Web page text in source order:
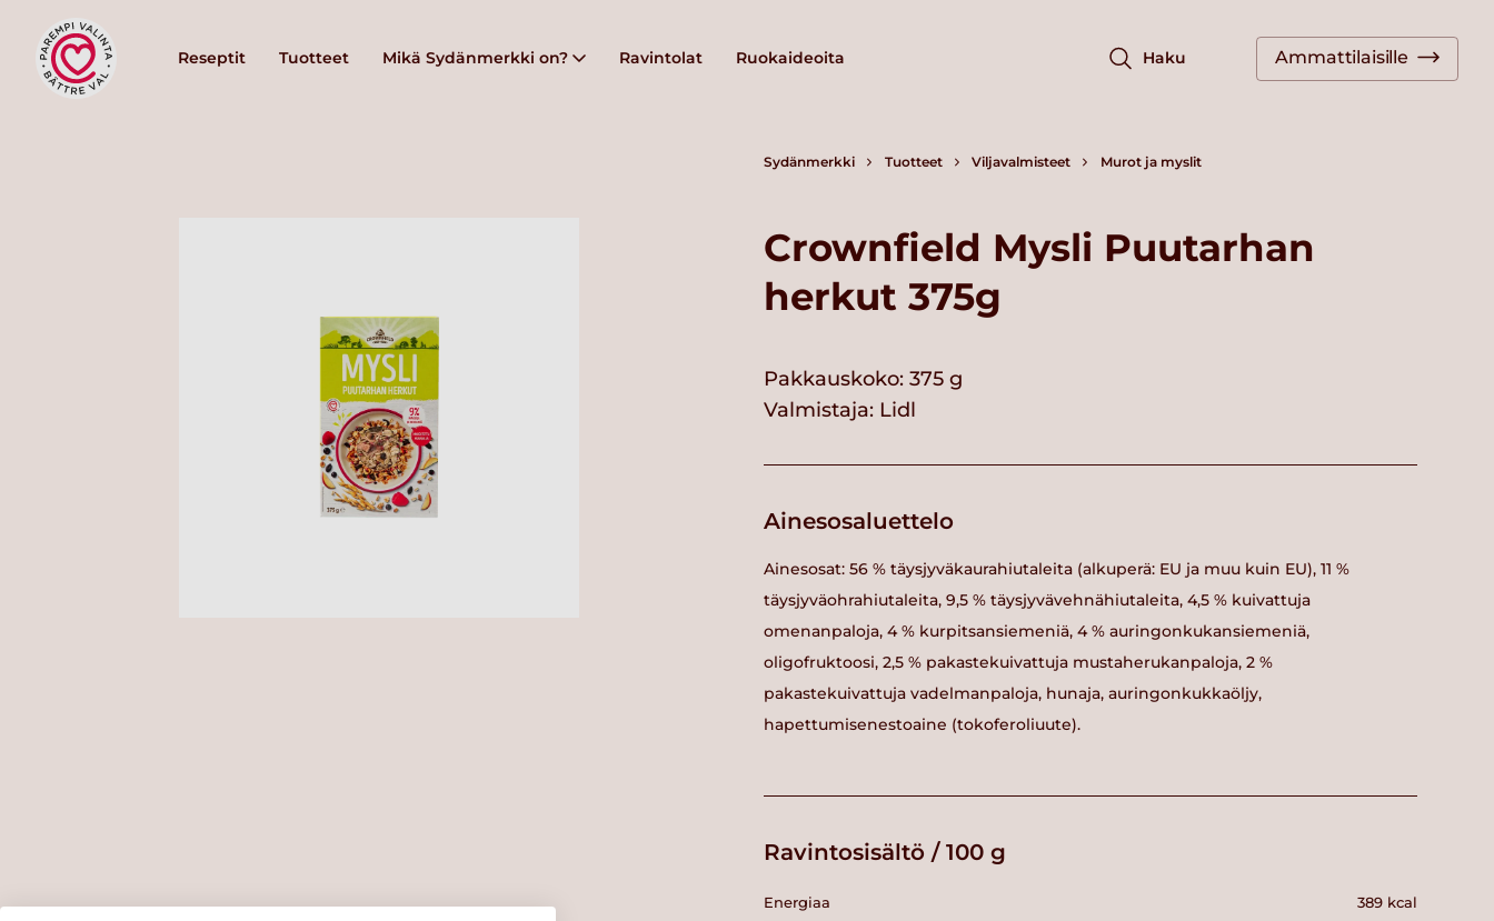
Reseptit Tuotteet Mikä Sydänmerkki on? Ravintolat Ruokaideoita Haku Ammattilaisille
Sydänmerkki Tuotteet Viljavalmisteet Murot ja myslit
Crownfield Mysli Puutarhan
herkut 375g
Pakkauskoko: 375 g
Valmistaja: Lidl
Ainesosaluettelo
Ainesosat: 56 % täysjyväkaurahiutaleita (alkuperä: EU ja muu kuin EU), 11 %
täysjyväohrahiutaleita, 9,5 % täysjyvävehnähiutaleita, 4,5 % kuivattuja
omenanpaloja, 4 % kurpitsansiemeniä, 4 % auringonkukansiemeniä,
oligofruktoosi, 2,5 % pakastekuivattuja mustaherukanpaloja, 2 %
pakastekuivattuja vadelmanpaloja, hunaja, auringonkukkaöljy,
hapettumisenestoaine (tokoferoliuute).
Ravintosisältö / 100 g
Energiaa 389 kcal